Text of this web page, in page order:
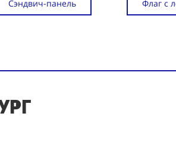
Сэндвич-панель Флаг с